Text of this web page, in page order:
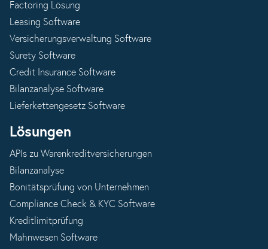
Factoring Lösung
Leasing Software
Versicherungsverwaltung Software
Surety Software
Credit Insurance Software
Bilanzanalyse Software
Lieferkettengesetz Software
Lösungen
APIs zu Warenkreditversicherungen
Bilanzanalyse
Bonitätsprüfung von Unternehmen
Compliance Check & KYC Software
Kreditlimitprüfung
Mahnwesen Software